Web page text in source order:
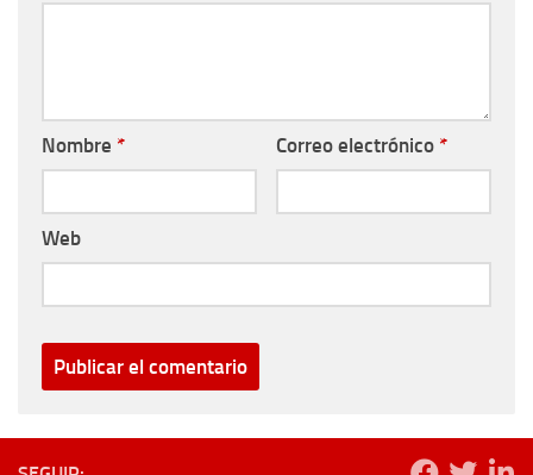
Nombre * Correo electrónico *
Web